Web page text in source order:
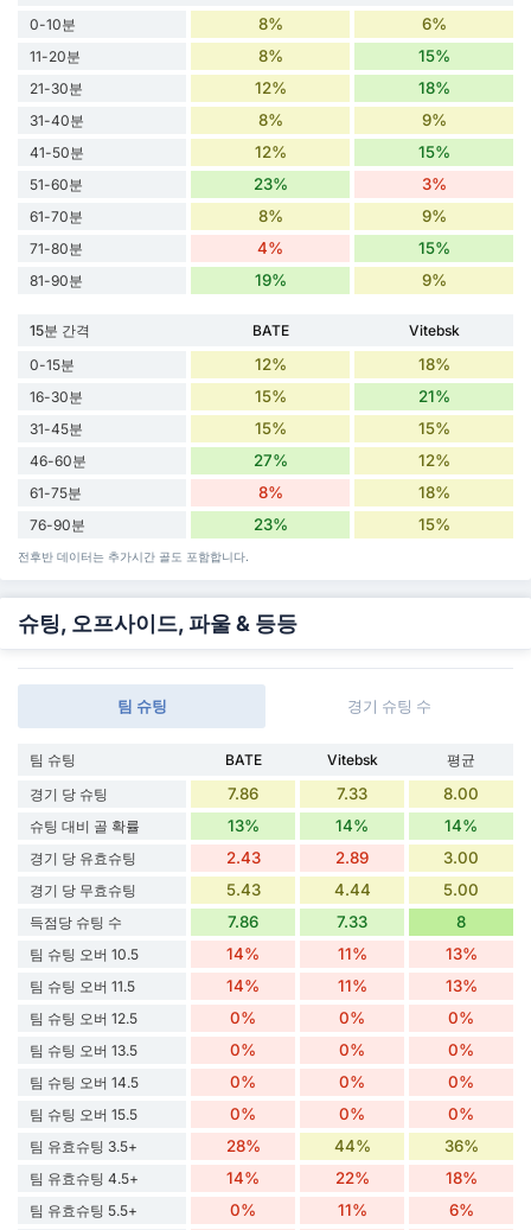
0-10분
8% 6%
11-20분 8% 15%
21-30분 12% 18%
31-40분 8% 9%
41-50분 12% 15%
51-60분 23% 3%
61-70분 8% 9%
71-80분 4% 15%
81-90분 19% 9%
15분 간격 BATE
Vitebsk
0-15분
12% 18%
16-30분 15% 21%
31-45분 15% 15%
46-60분 27% 12%
61-75분 8% 18%
76-90분 23% 15%
전후반 데이터는 추가시간 골도 포함합니다.
슈팅, 오프사이드, 파울 & 등등
팀 슈팅 경기 슈팅 수
팀 슈팅 BATE Vitebsk
평균
경기 당 슈팅
7.86 7.33 8.00
슈팅 대비 골 확률 13% 14% 14%
경기 당 유효슈팅 2.43 2.89 3.00
경기 당 무효슈팅 5.43 4.44 5.00
득점당 슈팅 수 7.86 7.33 8
팀 슈팅 오버 10.5 14% 11% 13%
팀 슈팅 오버 11.5 14% 11% 13%
팀 슈팅 오버 12.5 0% 0% 0%
팀 슈팅 오버 13.5 0% 0% 0%
팀 슈팅 오버 14.5 0% 0% 0%
팀 슈팅 오버 15.5 0% 0% 0%
팀 유효슈팅 3.5+ 28% 44% 36%
팀 유효슈팅 4.5+ 14% 22% 18%
팀 유효슈팅 5.5+ 0% 11% 6%